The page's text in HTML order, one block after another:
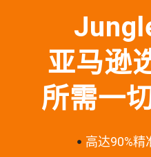
亚马逊
所需一
高达90%精